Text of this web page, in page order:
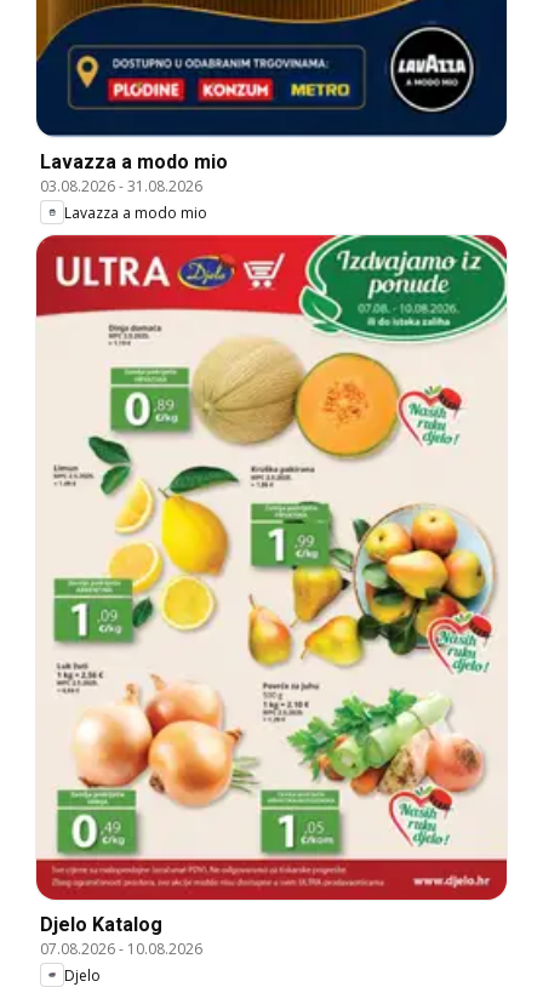
Lavazza a modo mio
03.08.2026-31.08.2026
Lavazza a modo mio
Djelo Katalog
07.08.2026- 10.08.2026
Djelo